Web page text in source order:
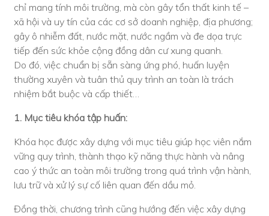
chỉ mang tính môi trường, mà còn gây tổn thất kinh tế –
xã hội và uy tín của các cơ sở doanh nghiệp, địa phương;
gây ô nhiễm đất, nước mặt, nước ngầm và đe dọa trực
tiếp đến sức khỏe cộng đồng dân cư xung quanh.
Do đó, việc chuẩn bị sẵn sàng ứng phó, huấn luyện
thường xuyên và tuân thủ quy trình an toàn là trách
nhiệm bắt buộc và cấp thiết…
1. Mục tiêu khóa tập huấn:
Khóa học được xây dựng với mục tiêu giúp học viên nắm
vững quy trình, thành thạo kỹ năng thực hành và nâng
cao ý thức an toàn môi trường trong quá trình vận hành,
lưu trữ và xử lý sự cố liên quan đến dầu mỏ.
Đồng thời, chương trình cũng hướng đến việc xây dựng